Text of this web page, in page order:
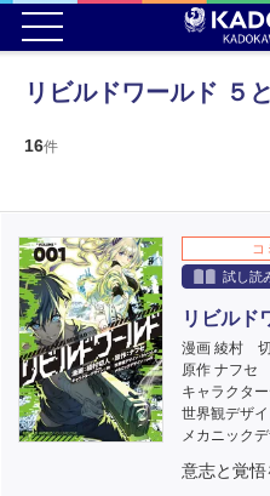
リビルドワールド ５
16件
コ
試し読
リビルド
漫画 綾村
原作 ナフセ
キャラクタ
世界観デザ
メカニックデ
意志と覚